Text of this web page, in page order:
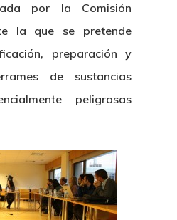
por la Comisión
la que se pretende
preparación y
de sustancias
peligrosas